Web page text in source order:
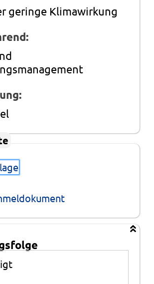
geringe Klimawirkung
Beratungsfolge